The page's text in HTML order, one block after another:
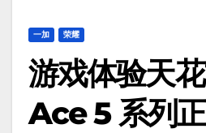
一加 荣耀
游戏体验天
Ace 5 系列